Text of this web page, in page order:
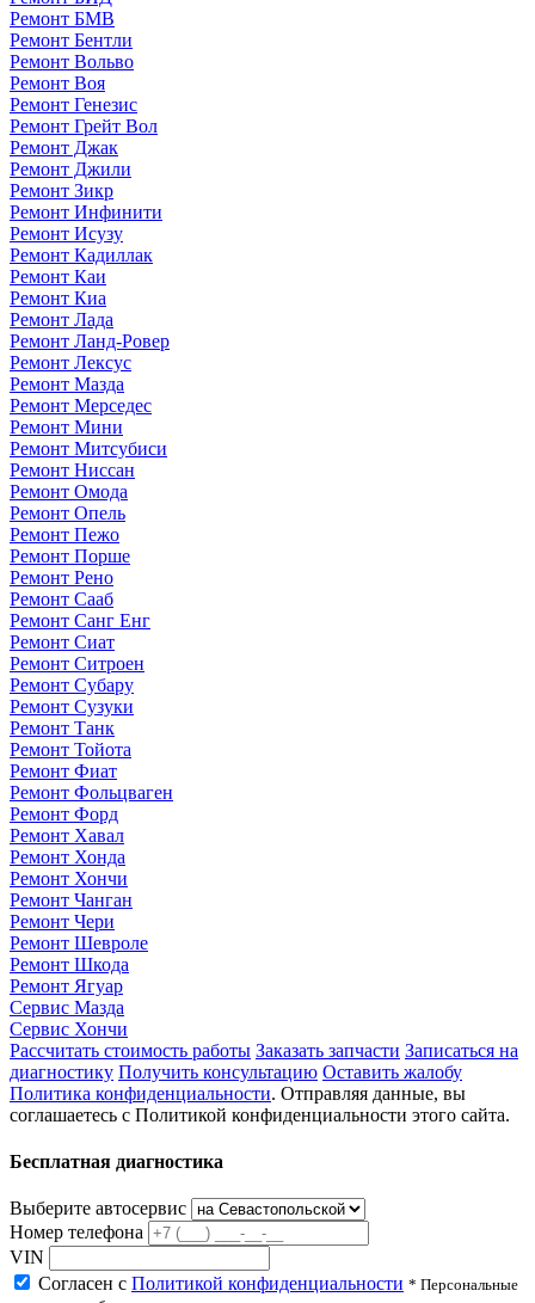
Ремонт БМВ
Ремонт Бентли
Ремонт Вольво
Ремонт Воя
Ремонт Генезис
Ремонт Грейт Вол
Ремонт Джак
Ремонт Джили
Ремонт Зикр
Ремонт Инфинити
Ремонт Исузу
Ремонт Кадиллак
Ремонт Каи
Ремонт Киа
Ремонт Лада
Ремонт Ланд-Ровер
Ремонт Лексус
Ремонт Мазда
Ремонт Мерседес
Ремонт Мини
Ремонт Митсубиси
Ремонт Ниссан
Ремонт Омода
Ремонт Опель
Ремонт Пежо
Ремонт Порше
Ремонт Рено
Ремонт Сааб
Ремонт Санг Енг
Ремонт Сиат
Ремонт Ситроен
Ремонт Субару
Ремонт Сузуки
Ремонт Танк
Ремонт Тойота
Ремонт Фиат
Ремонт Фольцваген
Ремонт Форд
Ремонт Хавал
Ремонт Хонда
Ремонт Хончи
Ремонт Чанган
Ремонт Чери
Ремонт Шевроле
Ремонт Шкода
Ремонт Ягуар
Сервис Мазда
Сервис Хончи
Рассчитать стоимость работы Заказать запчасти Записаться на
диагностику Получить консультацию Оставить жалобу
Политика конфиденциальности. Отправляя данные, вы
соглашаетесь с Политикой конфиденциальности этого сайта.
Бесплатная диагностика
Выберите автосервис
Номер телефона
VIN
Согласен с Политикой конфиденциальности * Персональные